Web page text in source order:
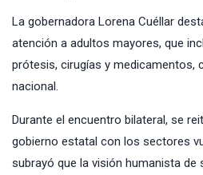
La gobernadora Lorena Cuéllar
atención a adultos mayores, que
prótesis, cirugías y medicamentos,
nacional.
Durante el encuentro bilateral, se
gobierno estatal con los sectores
subrayó que la visión humanista